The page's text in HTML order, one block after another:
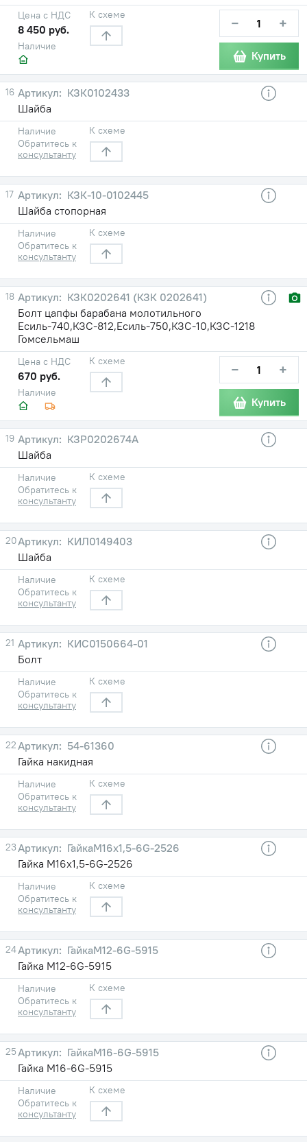
Наличие
Цена с НДС
8 450 руб.
К схеме − +
Купить
16
КЗК0102433
Шайба
Наличие
Обратитесь к
консультанту
К схеме
17
КЗК-10-0102445
Шайба стопорная
Наличие
Обратитесь к
консультанту
К схеме
18
КЗК0202641 (КЗК 0202641)
Болт цапфы барабана молотильного
Есиль-740,КЗС-812,Есиль-750,КЗС-10,КЗС-1218
Гомсельмаш
Наличие
Цена с НДС
670 руб.
К схеме − +
Купить
19
КЗР0202674А
Шайба
Наличие
Обратитесь к
консультанту
К схеме
20
КИЛ0149403
Шайба
Наличие
Обратитесь к
консультанту
К схеме
21
КИС0150664-01
Болт
Наличие
Обратитесь к
консультанту
К схеме
22
54-61360
Гайка накидная
Наличие
Обратитесь к
консультанту
К схеме
23
ГайкаМ16х1,5-6G-2526
Гайка М16х1,5-6G-2526
Наличие
Обратитесь к
консультанту
К схеме
24
ГайкаМ12-6G-5915
Гайка М12-6G-5915
Наличие
Обратитесь к
консультанту
К схеме
25
ГайкаМ16-6G-5915
Гайка М16-6G-5915
Наличие
Обратитесь к
консультанту
К схеме